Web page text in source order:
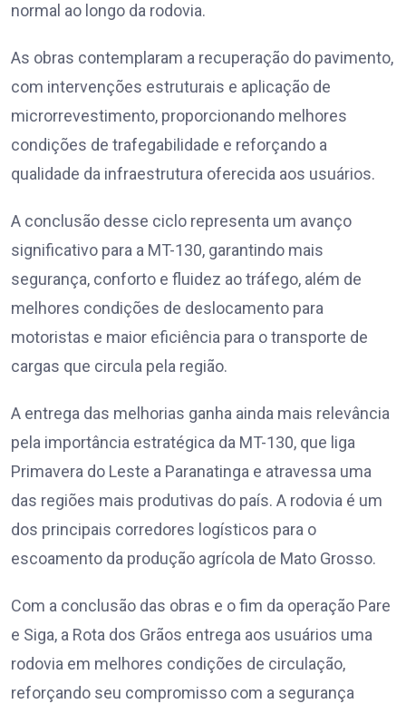
normal ao longo da rodovia.
As obras contemplaram a recuperação do pavimento,
com intervenções estruturais e aplicação de
microrrevestimento, proporcionando melhores
condições de trafegabilidade e reforçando a
qualidade da infraestrutura oferecida aos usuários.
A conclusão desse ciclo representa um avanço
significativo para a MT-130, garantindo mais
segurança, conforto e fluidez ao tráfego, além de
melhores condições de deslocamento para
motoristas e maior eficiência para o transporte de
cargas que circula pela região.
A entrega das melhorias ganha ainda mais relevância
pela importância estratégica da MT-130, que liga
Primavera do Leste a Paranatinga e atravessa uma
das regiões mais produtivas do país. A rodovia é um
dos principais corredores logísticos para o
escoamento da produção agrícola de Mato Grosso.
Com a conclusão das obras e o fim da operação Pare
e Siga, a Rota dos Grãos entrega aos usuários uma
rodovia em melhores condições de circulação,
reforçando seu compromisso com a segurança